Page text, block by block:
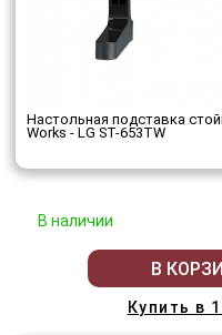
Настольная подставка
Works - LG ST-653TW
В наличии
В
Купить в